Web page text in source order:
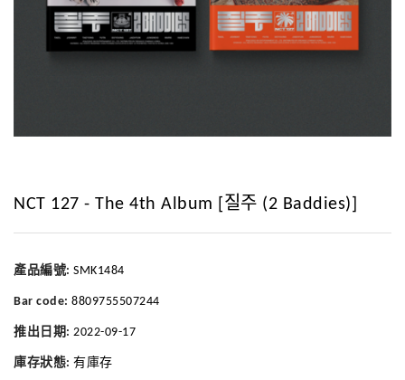
NCT 127 - The 4th Album [질주 (2 Baddies)]
產品編號: SMK1484
Bar code: 8809755507244
推出日期: 2022-09-17
庫存狀態: 有庫存